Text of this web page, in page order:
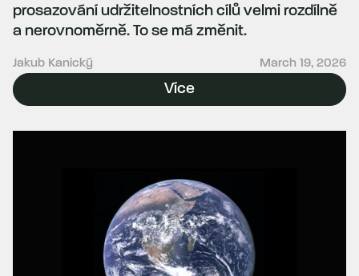
prosazování udržitelnostních cílů velmi rozdílně
a nerovnoměrně. To se má změnit.
Jakub Kanický March 19, 2026
Více